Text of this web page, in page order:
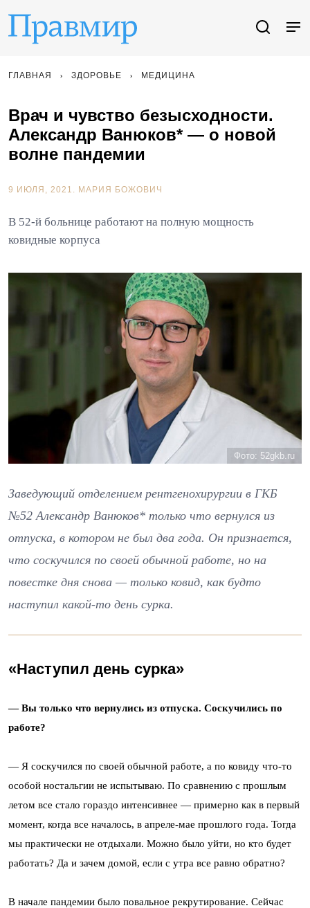
ГЛАВНАЯ ЗДОРОВЬЕ МЕДИЦИНА
Врач и чувство безысходности.
Александр Ванюков* — о новой
волне пандемии
9 ИЮЛЯ, 2021. МАРИЯ БОЖОВИЧ
В 52-й больнице работают на полную мощность
ковидные корпуса
Фото: 52gkb.ru
Заведующий отделением рентгенохирургии в ГКБ
№52 Александр Ванюков* только что вернулся из
отпуска, в котором не был два года. Он признается,
что соскучился по своей обычной работе, но на
повестке дня снова — только ковид, как будто
наступил какой-то день сурка.
«Наступил день сурка»
— Вы только что вернулись из отпуска. Соскучились по
работе?
— Я соскучился по своей обычной работе, а по ковиду что-то
особой ностальгии не испытываю. По сравнению с прошлым
летом все стало гораздо интенсивнее — примерно как в первый
момент, когда все началось, в апреле-мае прошлого года. Тогда
мы практически не отдыхали. Можно было уйти, но кто будет
работать? Да и зачем домой, если с утра все равно обратно?
В начале пандемии было повальное рекрутирование. Сейчас